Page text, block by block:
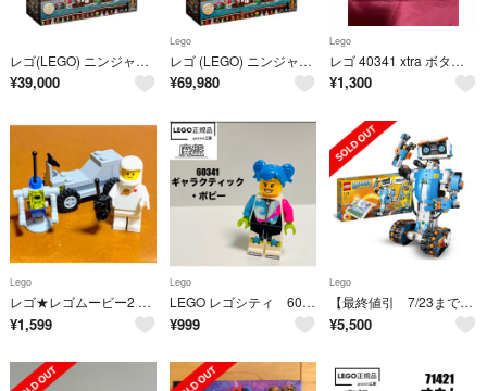
レゴ(LEGO) ニンジャゴー ニンジャゴーシティ・ガーデン 71741
¥39,000
Lego
レゴ (LEGO) ニンジャゴー ニンジャゴーシティ・ガーデン 71741
¥69,980
Lego
レゴ 40341 xtra ボタニカルアクセサリーセット エクストラパック 廃盤
¥1,300
Lego
レゴ★レゴムービー2 ジェニー ミニフィグ＆月面探査バギー・ロボ 未使用 超人気
¥1,599
Lego
LEGO レゴシティ 60341より ギャラクティック・ポピー
¥999
Lego
【最終値引 7/23まで掲載】レゴ BOOST + ポリス（60141）
¥5,500